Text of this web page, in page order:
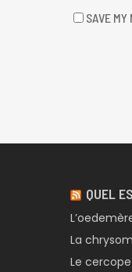
SAVE
QUEL
La
Le